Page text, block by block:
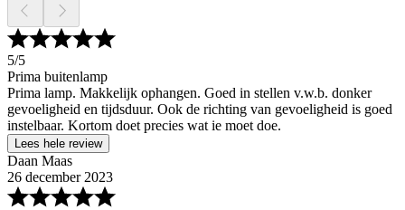
5/5
Prima buitenlamp
Prima lamp. Makkelijk ophangen. Goed in stellen v.w.b. donker
gevoeligheid en tijdsduur. Ook de richting van gevoeligheid is goed
instelbaar. Kortom doet precies wat ie moet doe.
Lees hele review
Daan Maas
26 december 2023